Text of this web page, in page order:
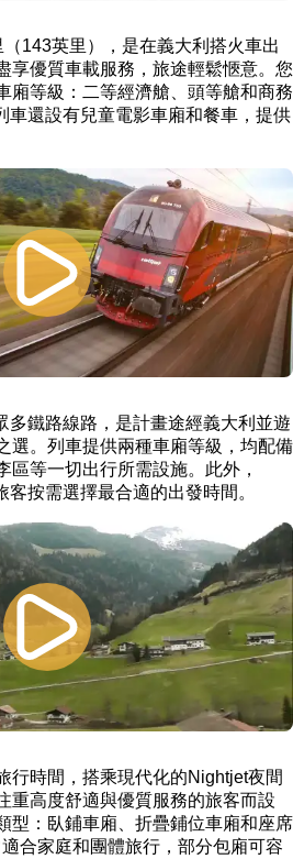
143英里），是在義大利搭火車出
享優質車載服務，旅途輕鬆愜意。您
廂等級：二等經濟艙、頭等艙和商務
車還設有兒童電影車廂和餐車，提供
多鐵路線路，是計畫途經義大利並遊
選。列車提供兩種車廂等級，均配備
區等一切出行所需設施。此外，
按需選擇最合適的出發時間。
行時間，搭乘現代化的Nightjet夜間
重高度舒適與優質服務的旅客而設
型：臥鋪車廂、折疊鋪位車廂和座席
合家庭和團體旅行，部分包廂可容